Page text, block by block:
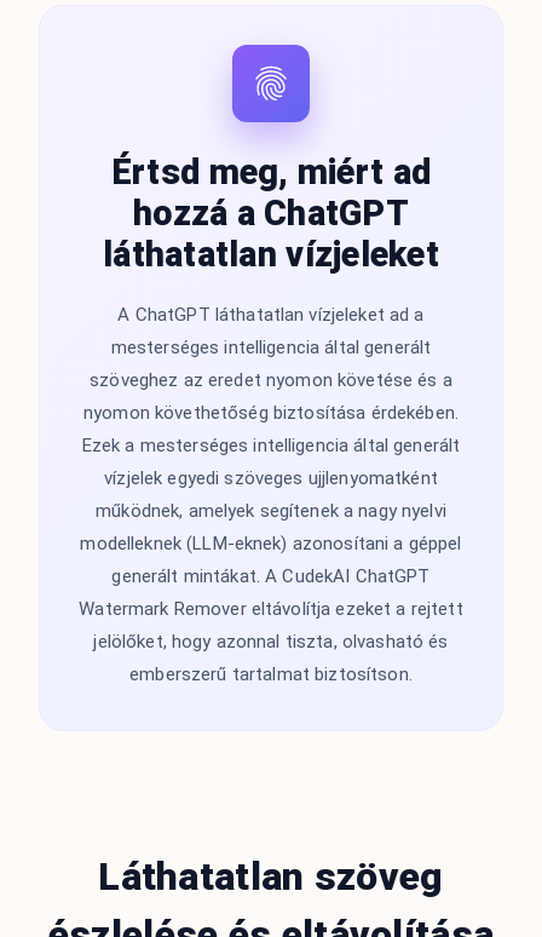
Értsd meg, miért ad
hozzá a ChatGPT
láthatatlan vízjeleket
A ChatGPT láthatatlan vízjeleket ad a
mesterséges intelligencia által generált
szöveghez az eredet nyomon követése és a
nyomon követhetőség biztosítása érdekében.
Ezek a mesterséges intelligencia által generált
vízjelek egyedi szöveges ujjlenyomatként
működnek, amelyek segítenek a nagy nyelvi
modelleknek (LLM-eknek) azonosítani a géppel
generált mintákat. A CudekAI ChatGPT
Watermark Remover eltávolítja ezeket a rejtett
jelölőket, hogy azonnal tiszta, olvasható és
emberszerű tartalmat biztosítson.
Láthatatlan szöveg